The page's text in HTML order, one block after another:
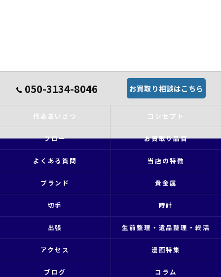
050-3134-8046 お買取り相談はこちら
代表あいさつ コンセプト
フロー お買取り品目
よくある質問 当店の特徴
ブランド 貴金属
切手 時計
出張 生前整理・遺品整理・終活
アクセス 漫画特集
ブログ コラム